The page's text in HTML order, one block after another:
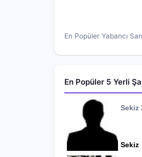
En Popüler Yabancı
En Popüler 5 Yerli
Sekiz
Sekiz